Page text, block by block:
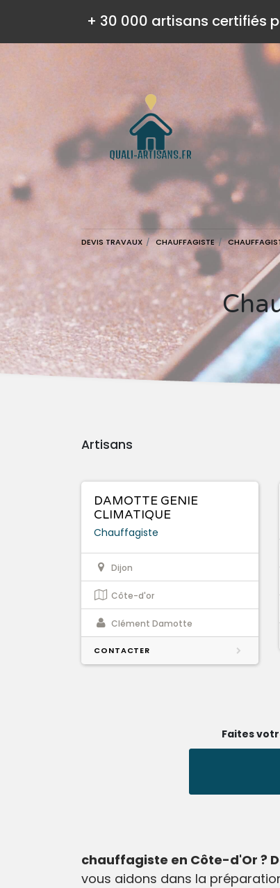
+ 30 000 artisans certifiés
DEVIS TRAVAUX CHAUFFAGISTE
Artisans
DAMOTTE GENIE
CLIMATIQUE
Chauffagiste
Dijon
Côte-d'or
Clément Damotte
CONTACTER
Faites
chauffagiste en Côte-d'Or ?
vous aidons dans la